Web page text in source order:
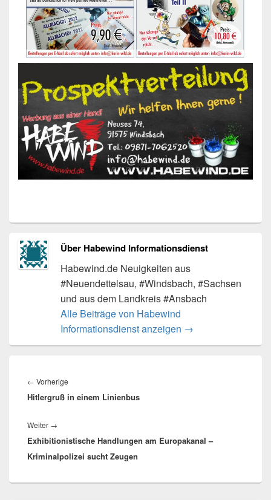
Über Habewind Informationsdienst
Habewind.de Neuigkeiten aus
#Neuendettelsau, #Windsbach, #Sachsen
und aus dem Landkreis #Ansbach
Alle Beiträge von Habewind
Informationsdienst anzeigen →
← Vorherige
Beitrag:
Hitlergruß in einem Linienbus
Weiter →
Beitrag:
Exhibitionistische Handlungen am Europakanal –
Kriminalpolizei sucht Zeugen